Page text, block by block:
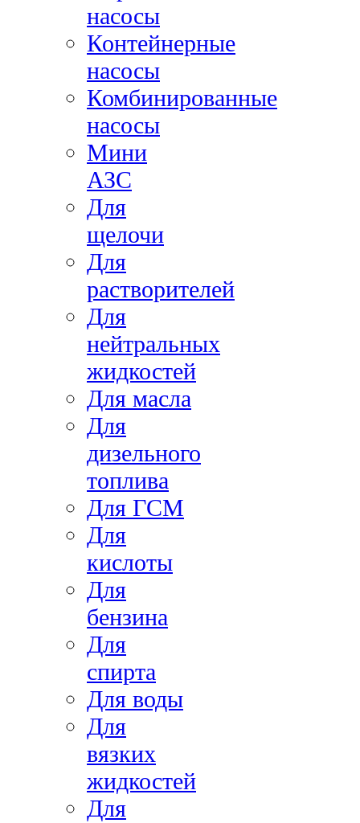
насосы
Контейнерные
насосы
Комбинированные
насосы
Мини
АЗС
Для
щелочи
Для
растворителей
Для
нейтральных
жидкостей
Для масла
Для
дизельного
топлива
Для ГСМ
Для
кислоты
Для
бензина
Для
спирта
Для воды
Для
вязких
жидкостей
Для